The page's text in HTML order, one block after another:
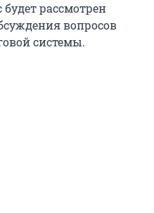
рассмотрен
вопросов
системы.